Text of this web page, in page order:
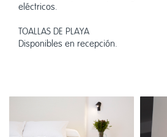
eléctricos.
TOALLAS DE PLAYA
Disponibles en recepción.